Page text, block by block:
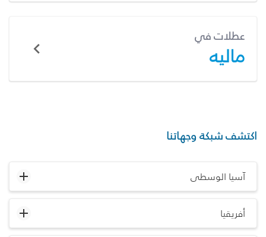
عطلات في
ماليه
اكتشف شبكة وجهاتنا
آسيا الوسطى
أفريقيا